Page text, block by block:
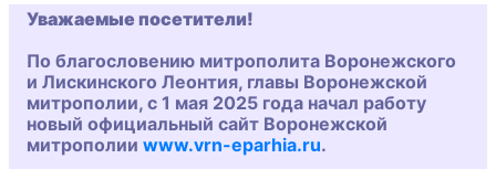
Уважаемые посетители!
По благословению митрополита Воронежского
и Лискинского Леонтия, главы Воронежской
митрополии, с 1 мая 2025 года начал работу
новый официальный сайт Воронежской
митрополии www.vrn-eparhia.ru.